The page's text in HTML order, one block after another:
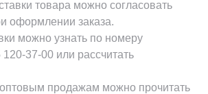
(1)
товара можно согласовать
оформлении заказа.
можно узнать по номеру
120-37-00 или рассчитать
продажам можно прочитать